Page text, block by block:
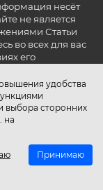
удобства
выбора сторонних
на
Принимаю
несёт
не является
Статьи
во всех для вас
его